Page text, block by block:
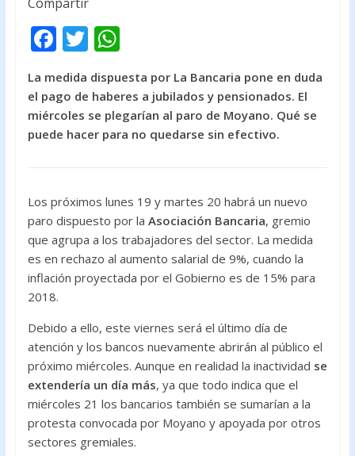
F
ac
e
b
o
k
T
w
itt
er
W
at
s
A
p
La medida dispuesta por La Bancaria pone en duda
el pago de haberes a jubilados y pensionados. El
miércoles se plegarían al paro de Moyano. Qué se
puede hacer para no quedarse sin efectivo.
Los próximos lunes 19 y martes 20 habrá un nuevo
paro dispuesto por la Asociación Bancaria, gremio
que agrupa a los trabajadores del sector. La medida
es en rechazo al aumento salarial de 9%, cuando la
inflación proyectada por el Gobierno es de 15% para
2018.
Debido a ello, este viernes será el último día de
atención y los bancos nuevamente abrirán al público el
próximo miércoles. Aunque en realidad la inactividad se
extendería un día más, ya que todo indica que el
miércoles 21 los bancarios también se sumarían a la
protesta convocada por Moyano y apoyada por otros
sectores gremiales.